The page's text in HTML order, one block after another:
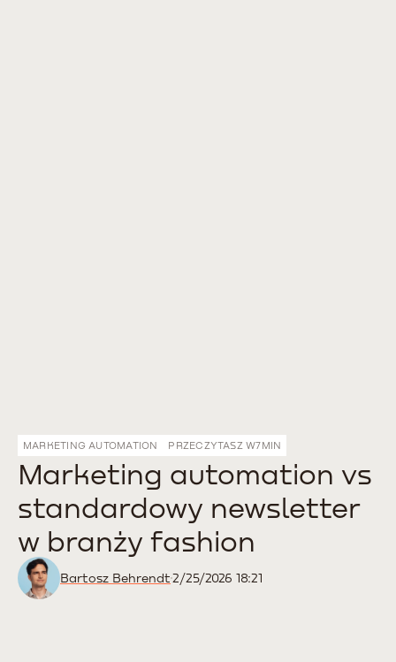
MARKETING AUTOMATION PRZECZYTASZ W7MIN
Marketing automation vs
standardowy newsletter
w branży fashion
Bartosz Behrendt2/25/2026 18:21